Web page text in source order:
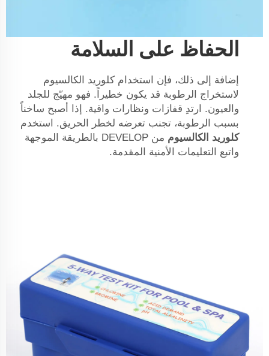
الحفاظ على السلامة
إضافة إلى ذلك، فإن استخدام كلوريد الكالسيوم
لاستخراج الرطوبة قد يكون خطيراً. فهو مهيّج للجلد
والعيون. ارتدِ قفازات ونظارات واقية. إذا أصبح ساخناً
بسبب الرطوبة، تجنب تعرضه لخطر الحريق. استخدم
كلوريد الكالسيوم
من DEVELOP بالطريقة الموجهة
واتبع التعليمات الأمنية المقدمة.